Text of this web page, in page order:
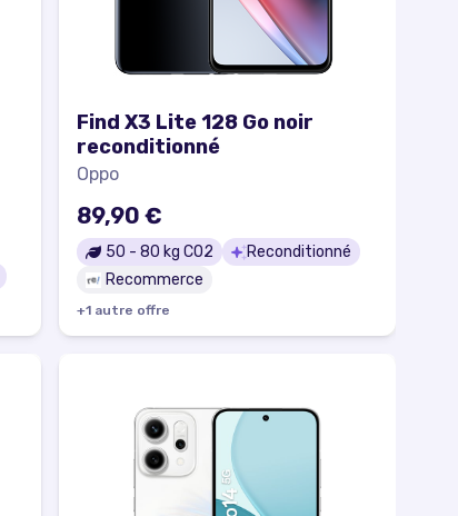
Find X3 Lite 128 Go noir
reconditionné
Oppo
89,90 €
50 -80 kg CO2
Reconditionné
Recommerce
+1 autre offre